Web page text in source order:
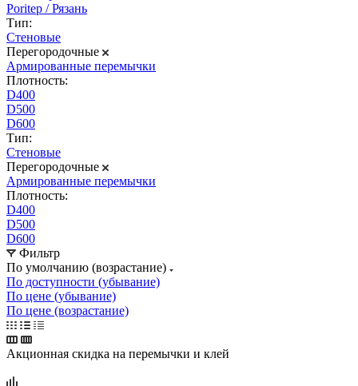
Poritep / Рязань
Тип:
Стеновые
Перегородочные
Армированные перемычки
Плотность:
D400
D500
D600
Тип:
Стеновые
Перегородочные
Армированные перемычки
Плотность:
D400
D500
D600
Фильтр
По умолчанию (возрастание)
По доступности (убывание)
По цене (убывание)
По цене (возрастание)
Акционная скидка на перемычки и клей